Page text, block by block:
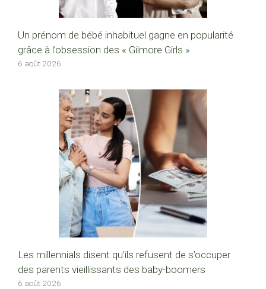
Un prénom de bébé inhabituel gagne en popularité
grâce à l’obsession des « Gilmore Girls »
6 août 2026
Les millennials disent qu’ils refusent de s’occuper
des parents vieillissants des baby-boomers
6 août 2026